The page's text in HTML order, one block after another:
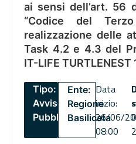
ai sensi dell’art. 56
“Codice del
realizzazione delle
Task 4.2 e 4.3 del
IT-LIFE
Tipo:
Avviso
Pubblico
Ente:
Regione
Basilicata
Data
inizio:
26/06/
08:00